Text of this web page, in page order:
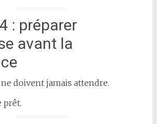
: préparer
avant la
doivent jamais attendre.
prêt.